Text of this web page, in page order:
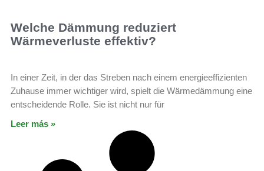
Welche Dämmung reduziert
Wärmeverluste effektiv?
In einer Zeit, in der das Streben nach einem energieeffizienten
Zuhause immer wichtiger wird, spielt die Wärmedämmung eine
entscheidende Rolle. Sie ist nicht nur für
Leer más »